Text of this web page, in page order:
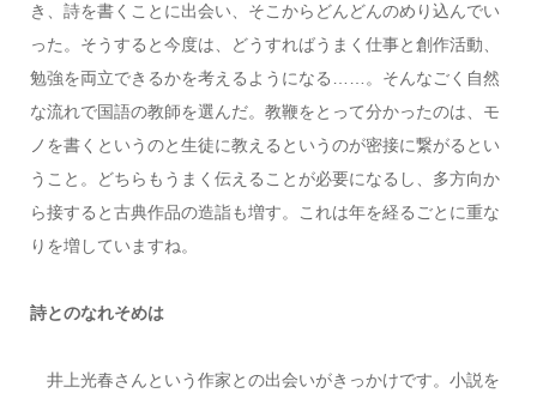
き、詩を書くことに出会い、そこからどんどんのめり込んでい
った。そうすると今度は、どうすればうまく仕事と創作活動、
勉強を両立できるかを考えるようになる……。そんなごく自然
な流れで国語の教師を選んだ。教鞭をとって分かったのは、モ
ノを書くというのと生徒に教えるというのが密接に繋がるとい
うこと。どちらもうまく伝えることが必要になるし、多方向か
ら接すると古典作品の造詣も増す。これは年を経るごとに重な
りを増していますね。
詩とのなれそめは
井上光春さんという作家との出会いがきっかけです。小説を